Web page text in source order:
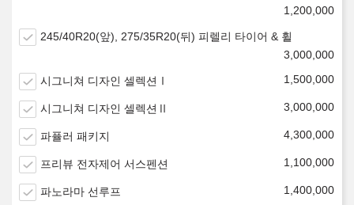
1,200,000
245/40R20(앞), 275/35R20(뒤) 피렐리 타이어 & 휠
3,000,000
시그니쳐 디자인 셀렉션Ⅰ 1,500,000
시그니쳐 디자인 셀렉션Ⅱ 3,000,000
파퓰러 패키지 4,300,000
프리뷰 전자제어 서스펜션 1,100,000
파노라마 선루프 1,400,000